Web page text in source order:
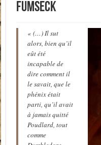
Fumseck
« (…) Il sut
alors, bien qu’il
eût été
incapable de
dire comment il
le savait, que le
phénix était
parti, qu’il avait
à jamais quitté
Poudlard, tout
comme